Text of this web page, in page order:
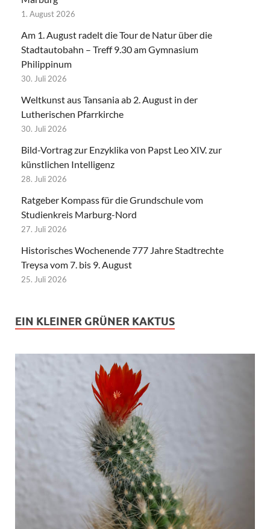
1. August 2026
Am 1. August radelt die Tour de Natur über die
Stadtautobahn – Treff 9.30 am Gymnasium
Philippinum
30. Juli 2026
Weltkunst aus Tansania ab 2. August in der
Lutherischen Pfarrkirche
30. Juli 2026
Bild-Vortrag zur Enzyklika von Papst Leo XIV. zur
künstlichen Intelligenz
28. Juli 2026
Ratgeber Kompass für die Grundschule vom
Studienkreis Marburg-Nord
27. Juli 2026
Historisches Wochenende 777 Jahre Stadtrechte
Treysa vom 7. bis 9. August
25. Juli 2026
EIN KLEINER GRÜNER KAKTUS